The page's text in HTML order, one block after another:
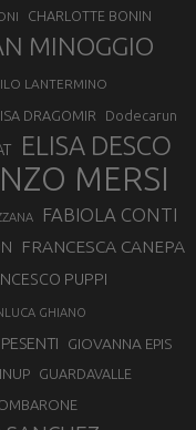
CHARLOTTE BONIN
MINOGGIO
LANTERMINO
DRAGOMIR Dodecarun
ELISA DESCO
MERSI
FABIOLA CONTI
FRANCESCA CANEPA
PUPPI
GHIANO
GIOVANNA EPIS
GUARDAVALLE